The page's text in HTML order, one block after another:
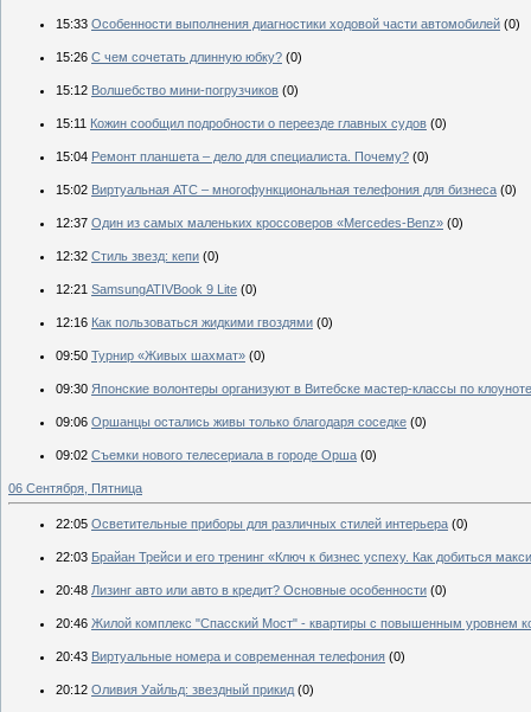
15:33 Особенности выполнения диагностики ходовой части автомобилей (0)
15:26 С чем сочетать длинную юбку? (0)
15:12 Волшебство мини-погрузчиков (0)
15:11 Кожин сообщил подробности о переезде главных судов (0)
15:04 Ремонт планшета – дело для специалиста. Почему? (0)
15:02 Виртуальная АТС – многофункциональная телефония для бизнеса (0)
12:37 Один из самых маленьких кроссоверов «Mercedes-Benz» (0)
12:32 Стиль звезд: кепи (0)
12:21 SamsungATIVBook 9 Lite (0)
12:16 Как пользоваться жидкими гвоздями (0)
09:50 Турнир «Живых шахмат» (0)
09:30 Японские волонтеры организуют в Витебске мастер-классы по
09:06 Оршанцы остались живы только благодаря соседке (0)
09:02 Съемки нового телесериала в городе Орша (0)
06 Сентября, Пятница
22:05 Осветительные приборы для различных стилей интерьера (0)
22:03 Брайан Трейси и его тренинг «Ключ к бизнес успеху. Как добиться
20:48 Лизинг авто или авто в кредит? Основные особенности (0)
20:46 Жилой комплекс "Спасский Мост" - квартиры с повышенным уровнем
20:43 Виртуальные номера и современная телефония (0)
20:12 Оливия Уайльд: звездный прикид (0)